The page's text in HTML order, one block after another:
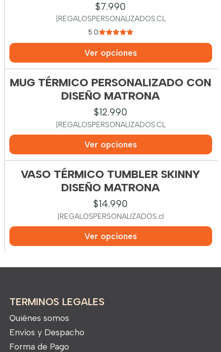
$7.990
REGALOSPERSONALIZADOS.CL
5.0
Ver opciones
MUG TÉRMICO PERSONALIZADO CON
DISEÑO MATRONA
$12.990
REGALOSPERSONALIZADOS.CL
Ver opciones
VASO TÉRMICO TUMBLER SKINNY
DISEÑO MATRONA
$14.990
REGALOSPERSONALIZADOS.cl
Ver opciones
TERMINOS LEGALES
Quiénes somos
Envíos y Despacho
Forma de Pago